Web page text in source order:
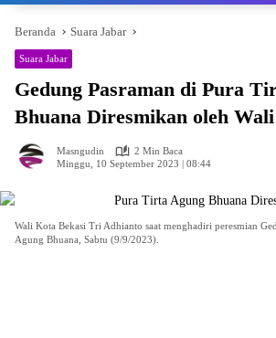
Beranda Suara Jabar
Suara Jabar
Gedung Pasraman di Pura
Bhuana Diresmikan oleh
Masngudin
2 Min Baca
Minggu, 10 September 2023 | 08:44
Wali Kota Bekasi Tri Adhianto saat menghadiri peresmian
Agung Bhuana, Sabtu (9/9/2023).